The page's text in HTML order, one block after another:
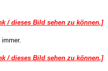
/ dieses Bild sehen zu können.]
/ dieses Bild sehen zu können.]